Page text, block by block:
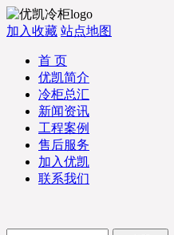
加入收藏 站点地图
首 页
优凯简介
冷柜总汇
新闻资讯
工程案例
售后服务
加入优凯
联系我们